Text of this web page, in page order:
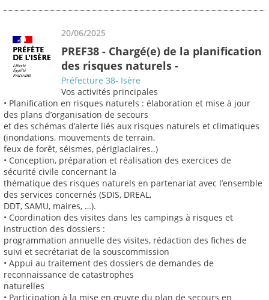
20/06/2025
PREF38 - Chargé(e) de la planification
des risques naturels -
Préfecture 38- Isère
Vos activités principales
• Planification en risques naturels : élaboration et mise à jour
des plans d’organisation de secours
et des schémas d’alerte liés aux risques naturels et climatiques
(inondations, mouvements de terrain,
feux de forêt, séismes, périglaciaires..)
• Conception, préparation et réalisation des exercices de
sécurité civile concernant la
thématique des risques naturels en partenariat avec l’ensemble
des services concernés (SDIS, DREAL,
DDT, SAMU, maires, …).
• Coordination des visites dans les campings à risques et
instruction des dossiers :
programmation annuelle des visites, rédaction des fiches de
suivi et secrétariat de la souscommission
• Appui au traitement des dossiers de demandes de
reconnaissance de catastrophes
naturelles
• Participation à la mise en œuvre du plan de secours en